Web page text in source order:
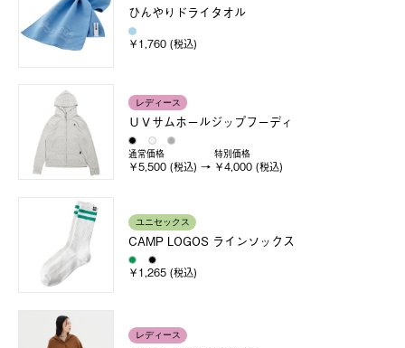
ひんやりドライタオル
￥1,760 (税込)
レディース
ＵＶサムホールジップフーディ
通常価格
￥5,500 (税込)
特別価格
￥4,000 (税込)
ユニセックス
CAMP LOGOS ラインソックス
￥1,265 (税込)
レディース